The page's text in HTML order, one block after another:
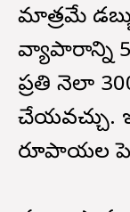
మాత్రమే
వ్యాపారాన్ని
ప్రతి నెలా
చేయవచ్చు.
రూపాయల